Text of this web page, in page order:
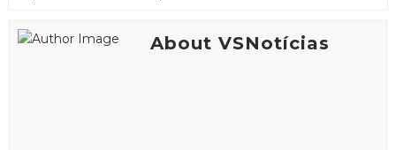
About VSNotícias